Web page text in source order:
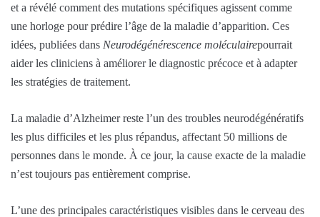
et a révélé comment des mutations spécifiques agissent comme
une horloge pour prédire l’âge de la maladie d’apparition. Ces
idées, publiées dans Neurodégénérescence moléculairepourrait
aider les cliniciens à améliorer le diagnostic précoce et à adapter
les stratégies de traitement.
La maladie d’Alzheimer reste l’un des troubles neurodégénératifs
les plus difficiles et les plus répandus, affectant 50 millions de
personnes dans le monde. À ce jour, la cause exacte de la maladie
n’est toujours pas entièrement comprise.
L’une des principales caractéristiques visibles dans le cerveau des